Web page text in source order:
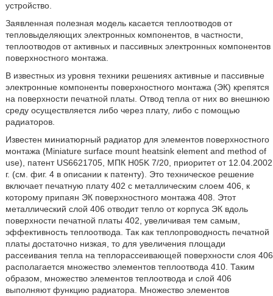
устройство.
Заявленная полезная модель касается теплоотводов от
тепловыделяющих электронных компонентов, в частности,
теплоотводов от активных и пассивных электронных компонентов
поверхностного монтажа.
В известных из уровня техники решениях активные и пассивные
электронные компоненты поверхностного монтажа (ЭК) крепятся
на поверхности печатной платы. Отвод тепла от них во внешнюю
среду осуществляется либо через плату, либо с помощью
радиаторов.
Известен миниатюрный радиатор для элементов поверхностного
монтажа (Miniature surface mount heatsink element and method of
use), патент US6621705, МПК H05K 7/20, приоритет от 12.04.2002
г. (см. фиг. 4 в описании к патенту). Это техническое решение
включает печатную плату 402 с металлическим слоем 406, к
которому припаян ЭК поверхностного монтажа 408. Этот
металлический слой 406 отводит тепло от корпуса ЭК вдоль
поверхности печатной платы 402, увеличивая тем самым,
эффективность теплоотвода. Так как теплопроводность печатной
платы достаточно низкая, то для увеличения площади
рассеивания тепла на теплорассеивающей поверхности слоя 406
располагается множество элементов теплоотвода 410. Таким
образом, множество элементов теплоотвода и слой 406
выполняют функцию радиатора. Множество элементов